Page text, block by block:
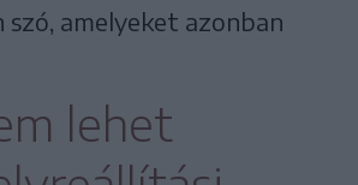
amelyeket azonban
lehet